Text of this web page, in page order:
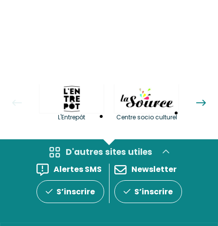
L'Entrepôt Centre socio culturel
D'autres sites utiles
Alertes SMS
S’inscrire
Newsletter
S’inscrire